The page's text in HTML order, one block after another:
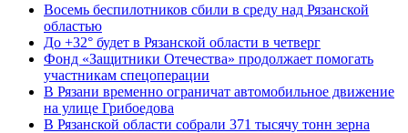
Восемь беспилотников сбили в среду над Рязанской
областью
До +32° будет в Рязанской области в четверг
Фонд «Защитники Отечества» продолжает помогать
участникам спецоперации
В Рязани временно ограничат автомобильное движение
на улице Грибоедова
В Рязанской области собрали 371 тысячу тонн зерна